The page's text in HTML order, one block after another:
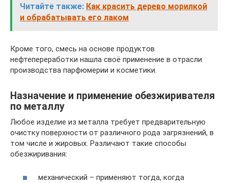
Читайте также: Как красить дерево морилкой
и обрабатывать его лаком
Кроме того, смесь на основе продуктов
нефтепереработки нашла своё применение в отрасли
производства парфюмерии и косметики.
Назначение и применение обезжиривателя
по металлу
Любое изделие из металла требует предварительную
очистку поверхности от различного рода загрязнений, в
том числе и жировых. Различают такие способы
обезжиривания:
механический – применяют тогда, когда